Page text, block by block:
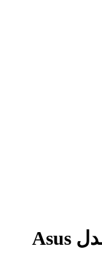
آل این وان ایسوس مدل Asus